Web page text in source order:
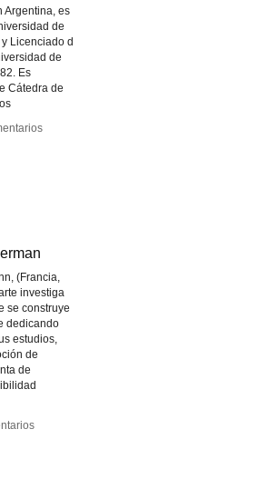
Argentina, es
de
Licenciado d
de
Es
Cátedra de
(Francia,
investiga
se construye
dedicando
estudios,
de
de